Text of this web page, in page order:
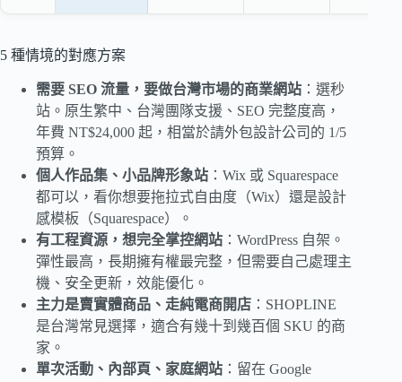
5 種情境的對應方案
需要 SEO 流量，要做台灣市場的商業網站 ：選秒
站。原生繁中、台灣團隊支援、SEO 完整度高，
年費 NT$24,000 起，相當於請外包設計公司的 1/5
預算。
個人作品集、小品牌形象站 ：Wix 或 Squarespace
都可以，看你想要拖拉式自由度（Wix）還是設計
感模板（Squarespace）。
有工程資源，想完全掌控網站 ：WordPress 自架。
彈性最高，長期擁有權最完整，但需要自己處理主
機、安全更新，效能優化。
主力是賣實體商品、走純電商開店 ：SHOPLINE
是台灣常見選擇，適合有幾十到幾百個 SKU 的商
家。
單次活動、內部頁、家庭網站 ：留在 Google